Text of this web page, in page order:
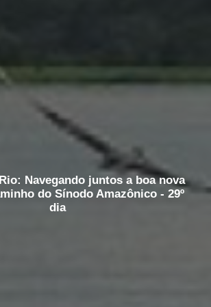
Navegando juntos a boa nova
do Sínodo Amazônico - 29º
dia